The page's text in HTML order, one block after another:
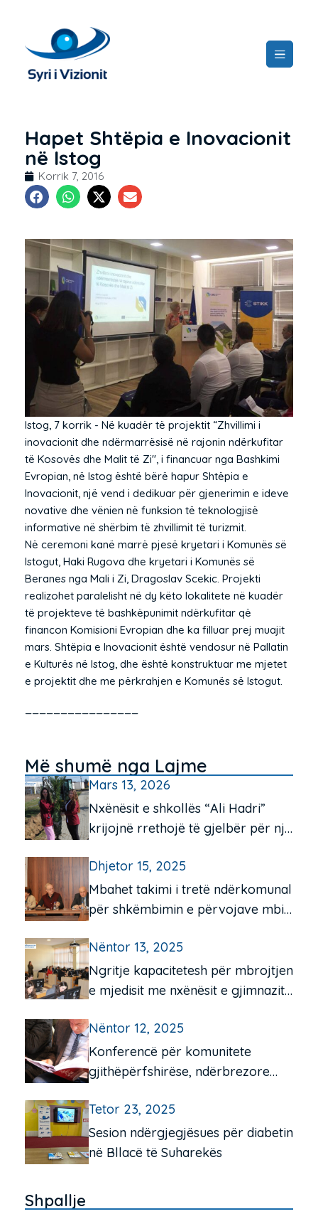
Hapet Shtëpia e Inovacionit
në Istog
Korrik 7, 2016
Istog, 7 korrik - Në kuadër të projektit “Zhvillimi i
inovacionit dhe ndërmarrësisë në rajonin ndërkufitar
të Kosovës dhe Malit të Zi", i financuar nga Bashkimi
Evropian, në Istog është bërë hapur Shtëpia e
Inovacionit, një vend i dedikuar për gjenerimin e ideve
novative dhe vënien në funksion të teknologjisë
informative në shërbim të zhvillimit të turizmit.
Në ceremoni kanë marrë pjesë kryetari i Komunës së
Istogut, Haki Rugova dhe kryetari i Komunës së
Beranes nga Mali i Zi, Dragoslav Scekic. Projekti
realizohet paralelisht në dy këto lokalitete në kuadër
të projekteve të bashkëpunimit ndërkufitar që
financon Komisioni Evropian dhe ka filluar prej muajit
mars. Shtëpia e Inovacionit është vendosur në Pallatin
e Kulturës në Istog, dhe është konstruktuar me mjetet
e projektit dhe me përkrahjen e Komunës së Istogut.
Më shumë nga Lajme
Mars 13, 2026
Nxënësit e shkollës “Ali Hadri”
krijojnë rrethojë të gjelbër për një
Dhjetor 15, 2025
Mbahet takimi i tretë ndërkomunal
për shkëmbimin e përvojave mbi
komunitetit për moshën e tretë
Nëntor 13, 2025
Ngritje kapacitetesh për mbrojtjen
e mjedisit me nxënësit e gjimnazit
Nëntor 12, 2025
Konferencë për komunitete
gjithëpërfshirëse, ndërbrezore
Pejë e Istog
Tetor 23, 2025
Sesion ndërgjegjësues për diabetin
në Bllacë të Suharekës
Shpallje